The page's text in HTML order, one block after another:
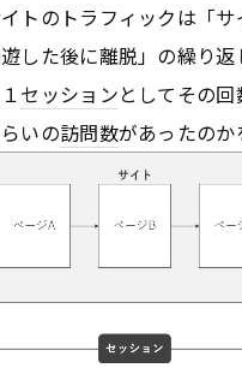
トのトラフィックは「サ
した後に離脱」の繰り
セッションとしてその
いの訪問数があったのか